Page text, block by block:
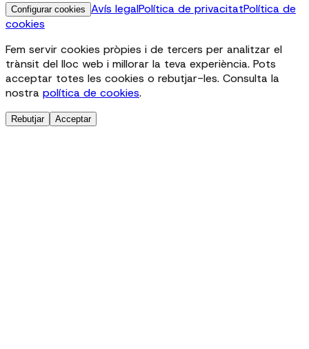
Configurar cookies Avís legalPolítica de privacitatPolítica de
cookies
Fem servir cookies pròpies i de tercers per analitzar el
trànsit del lloc web i millorar la teva experiència. Pots
acceptar totes les cookies o rebutjar-les. Consulta la
nostra política de cookies.
Rebutjar Acceptar